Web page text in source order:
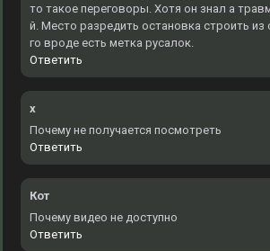
то такое переговоры. Хотя он знал а
й. Место разредить остановка строить из
го вроде есть метка русалок.
Ответить
x
Почему не получается посмотреть
Ответить
Кот
Почему видео не доступно
Ответить